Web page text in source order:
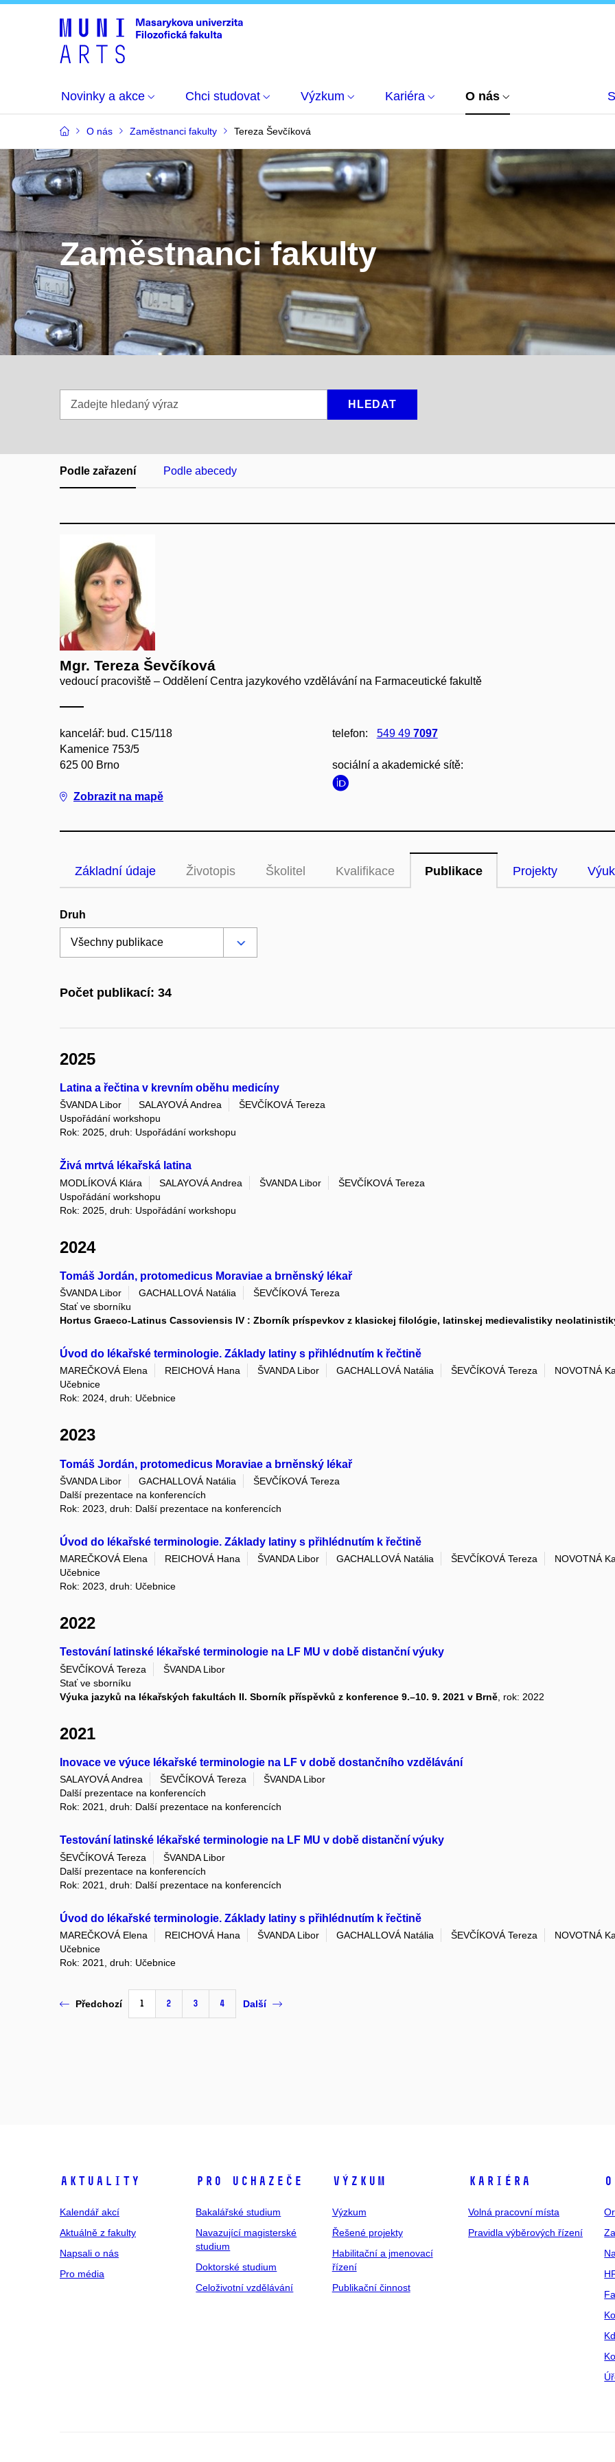
Novinky a akce Chci studovat Výzkum Kariéra O nás
O nás Zaměstnanci fakulty Tereza Ševčíková
Zaměstnanci fakulty
hledaný
HLEDAT
Podle zařazení Podle abecedy
Mgr. Tereza Ševčíková
vedoucí pracoviště – Oddělení Centra jazykového vzdělávání na Farmaceutické fakultě
kancelář: bud. C15/118
Kamenice 753/5
625 00 Brno
Zobrazit na mapě
telefon: 549 49 7097
sociální a akademické sítě:
Základní údaje Životopis Školitel Kvalifikace Publikace Projekty
Druh
Počet publikací: 34
2025
Latina a řečtina v krevním oběhu medicíny
ŠVANDA Libor SALAYOVÁ Andrea
ŠEVČÍKOVÁ Tereza
Uspořádání workshopu
Rok: 2025, druh: Uspořádání workshopu
Živá mrtvá lékařská latina
MODLÍKOVÁ Klára SALAYOVÁ Andrea ŠVANDA Libor
ŠEVČÍKOVÁ Tereza
Uspořádání workshopu
Rok: 2025, druh: Uspořádání workshopu
2024
Tomáš Jordán, protomedicus Moraviae a brněnský lékař
ŠVANDA Libor GACHALLOVÁ Natália
ŠEVČÍKOVÁ Tereza
Stať ve sborníku
Hortus Graeco-Latinus Cassoviensis IV : Zborník príspevkov z klasickej filológie, latinskej medievalistiky
Úvod do lékařské terminologie. Základy latiny s přihlédnutím k řečtině
MAREČKOVÁ Elena REICHOVÁ Hana ŠVANDA Libor GACHALLOVÁ Natália ŠEVČÍKOVÁ Tereza
NOVOTNÁ
Učebnice
Rok: 2024, druh: Učebnice
2023
Tomáš Jordán, protomedicus Moraviae a brněnský lékař
ŠVANDA Libor GACHALLOVÁ Natália
ŠEVČÍKOVÁ Tereza
Další prezentace na konferencích
Rok: 2023, druh: Další prezentace na konferencích
Úvod do lékařské terminologie. Základy latiny s přihlédnutím k řečtině
MAREČKOVÁ Elena REICHOVÁ Hana ŠVANDA Libor GACHALLOVÁ Natália ŠEVČÍKOVÁ Tereza
NOVOTNÁ
Učebnice
Rok: 2023, druh: Učebnice
2022
Testování latinské lékařské terminologie na LF MU v době distanční výuky
ŠEVČÍKOVÁ Tereza
ŠVANDA Libor
Stať ve sborníku
Výuka jazyků na lékařských fakultách II. Sborník příspěvků z konference 9.–10. 9. 2021 v Brně , rok: 2022
2021
Inovace ve výuce lékařské terminologie na LF v době dostančního vzdělávání
SALAYOVÁ Andrea ŠEVČÍKOVÁ Tereza
ŠVANDA Libor
Další prezentace na konferencích
Rok: 2021, druh: Další prezentace na konferencích
Testování latinské lékařské terminologie na LF MU v době distanční výuky
ŠEVČÍKOVÁ Tereza
ŠVANDA Libor
Další prezentace na konferencích
Rok: 2021, druh: Další prezentace na konferencích
Úvod do lékařské terminologie. Základy latiny s přihlédnutím k řečtině
MAREČKOVÁ Elena REICHOVÁ Hana ŠVANDA Libor GACHALLOVÁ Natália ŠEVČÍKOVÁ Tereza
NOVOTNÁ
Učebnice
Rok: 2021, druh: Učebnice
Předchozí 1 2 3 4 Další
Aktuality
Kalendář akcí
Aktuálně z fakulty
Napsali o nás
Pro média
Pro uchazeče
Bakalářské studium
Navazující magisterské
studium
Doktorské studium
Celoživotní vzdělávání
Výzkum
Výzkum
Řešené projekty
Habilitační a jmenovací
řízení
Publikační činnost
Kariéra
Volná pracovní místa
Pravidla výběrových řízení